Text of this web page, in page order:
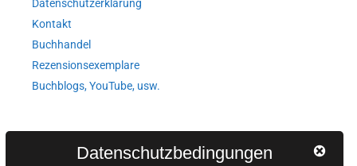
Datenschutzerklärung
Kontakt
Buchhandel
Rezensionsexemplare
Buchblogs, YouTube, usw.
Datenschutzbedingungen